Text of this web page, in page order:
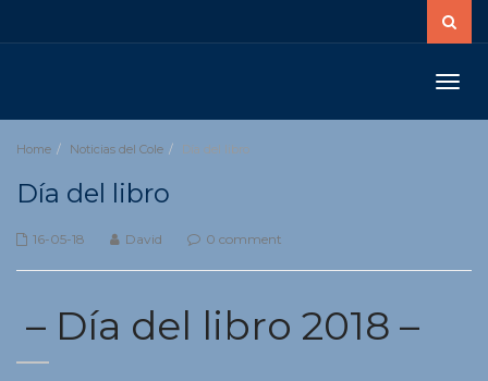
Toggle
Home Noticias del Cole Día del libro
Día del libro
16-05-18 David 0 comment
– Día del libro 2018 –